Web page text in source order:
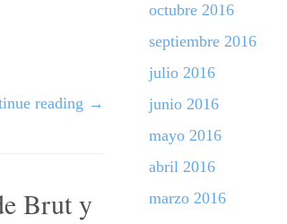
reading →
Brut y
octubre 2016
septiembre 2016
julio 2016
junio 2016
mayo 2016
abril 2016
marzo 2016